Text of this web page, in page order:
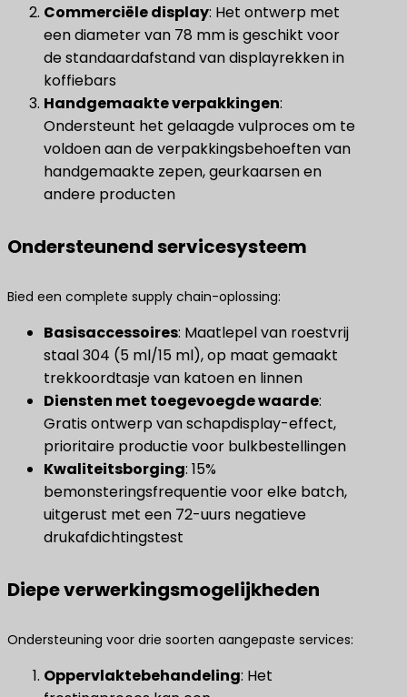
Commerciële display​: Het ontwerp met
een diameter van 78 mm is geschikt voor
de standaardafstand van displayrekken in
koffiebars
Handgemaakte verpakkingen​:
Ondersteunt het gelaagde vulproces om te
voldoen aan de verpakkingsbehoeften van
handgemaakte zepen, geurkaarsen en
andere producten
Ondersteunend servicesysteem
Bied een complete supply chain-oplossing:
Basisaccessoires​: Maatlepel van roestvrij
staal 304 (5 ml/15 ml), op maat gemaakt
trekkoordtasje van katoen en linnen
Diensten met toegevoegde waarde​:
Gratis ontwerp van schapdisplay-effect,
prioritaire productie voor bulkbestellingen
Kwaliteitsborging​: 15%
bemonsteringsfrequentie voor elke batch,
uitgerust met een 72-uurs negatieve
drukafdichtingstest
Diepe verwerkingsmogelijkheden
Ondersteuning voor drie soorten aangepaste services:
Oppervlaktebehandeling​: Het